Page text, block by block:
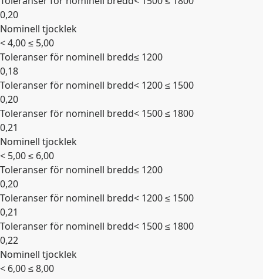
0,20
Expandera
Nominell tjocklek
< 4,00 ≤ 5,00
Toleranser för nominell bredd≤ 1200
0,18
Toleranser för nominell bredd< 1200 ≤ 1500
0,20
Toleranser för nominell bredd< 1500 ≤ 1800
0,21
Expandera
Nominell tjocklek
< 5,00 ≤ 6,00
Toleranser för nominell bredd≤ 1200
0,20
Toleranser för nominell bredd< 1200 ≤ 1500
0,21
Toleranser för nominell bredd< 1500 ≤ 1800
0,22
Expandera
Nominell tjocklek
< 6,00 ≤ 8,00